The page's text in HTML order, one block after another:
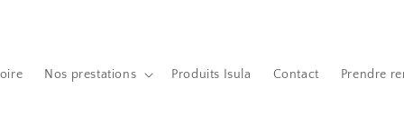
Nos prestations Produits Isula Contact Prendre